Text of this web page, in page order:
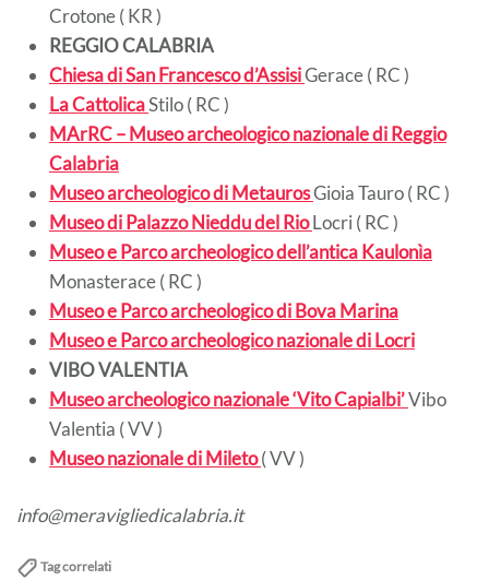
Crotone ( KR )
REGGIO CALABRIA
Chiesa di San Francesco d’AssisiGerace ( RC )
La CattolicaStilo ( RC )
MArRC – Museo archeologico nazionale di Reggio
Calabria
Museo archeologico di MetaurosGioia Tauro ( RC )
Museo di Palazzo Nieddu del RioLocri ( RC )
Museo e Parco archeologico dell’antica Kaulonìa
Monasterace ( RC )
Museo e Parco archeologico di Bova Marina
Museo e Parco archeologico nazionale di Locri
VIBO VALENTIA
Museo archeologico nazionale ‘Vito Capialbi’Vibo
Valentia ( VV )
Museo nazionale di Mileto( VV )
info@meravigliedicalabria.it
Tag correlati